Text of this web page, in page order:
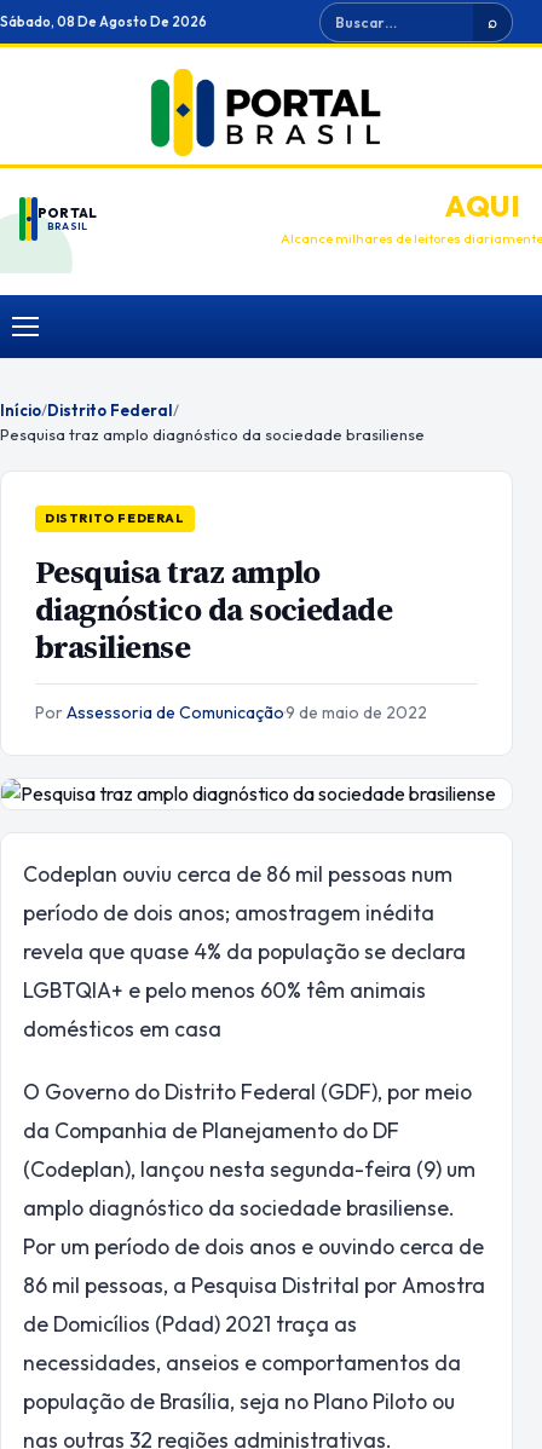
Ir
para
Sábado, 08 De Agosto De 2026 Buscar ⌕
PORTAL
BRASIL
ANUNCIEAQUI
Alcance milhares de leitores diariamente
Menu
Início/Distrito Federal/
Pesquisa traz amplo diagnóstico da sociedade brasiliense
DISTRITO FEDERAL
Pesquisa traz amplo
diagnóstico da sociedade
brasiliense
PorAssessoria de Comunicação·9 de maio de 2022
Codeplan ouviu cerca de 86 mil pessoas num
período de dois anos; amostragem inédita
revela que quase 4% da população se declara
LGBTQIA+ e pelo menos 60% têm animais
domésticos em casa
O Governo do Distrito Federal (GDF), por meio
da Companhia de Planejamento do DF
(Codeplan), lançou nesta segunda-feira (9) um
amplo diagnóstico da sociedade brasiliense.
Por um período de dois anos e ouvindo cerca de
86 mil pessoas, a Pesquisa Distrital por Amostra
de Domicílios (Pdad) 2021 traça as
necessidades, anseios e comportamentos da
população de Brasília, seja no Plano Piloto ou
nas outras 32 regiões administrativas.